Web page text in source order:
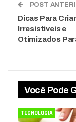
POST
Dicas Para
Irresistíveis e
Otimizados
Você Pode
TECNOLOGIA